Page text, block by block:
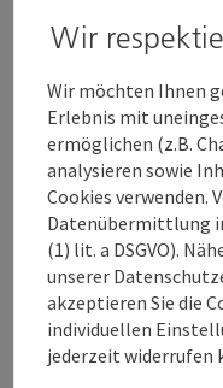
Ein Eldorado für
Frühstückenund
Kontakt
Öffnungszeiten
Wir
Wir möchten Ihnen
Erlebnis mit
ermöglichen (z.B.
analysieren sowie
Cookies verwenden.
Datenübermittlung
(1) lit. a DSGVO).
unserer
akzeptieren Sie die
individuellen
jederzeit widerrufen